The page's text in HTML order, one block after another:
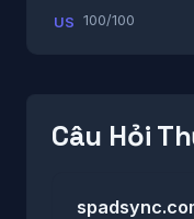
US 100/100
Câu Hỏi